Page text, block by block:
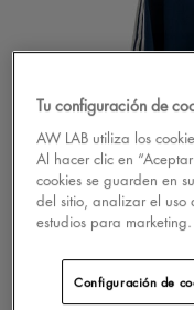
Tu configuración de
AW LAB utiliza los
Al hacer clic en
cookies se guarden en
del sitio, analizar el uso
estudios para marketing.
Configuración de